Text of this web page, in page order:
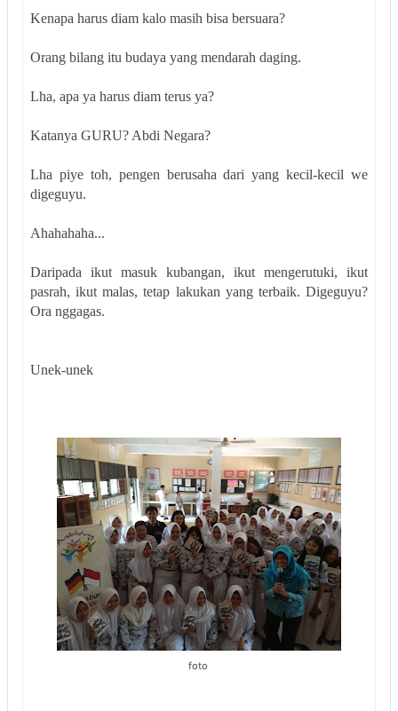
Kenapa harus diam kalo masih bisa bersuara?
Orang bilang itu budaya yang mendarah daging.
Lha, apa ya harus diam terus ya?
Katanya GURU? Abdi Negara?
Lha piye toh, pengen berusaha dari yang kecil-kecil we
digeguyu.
Ahahahaha...
Daripada ikut masuk kubangan, ikut mengerutuki, ikut
pasrah, ikut malas, tetap lakukan yang terbaik. Digeguyu?
Ora nggagas.
Unek-unek
foto